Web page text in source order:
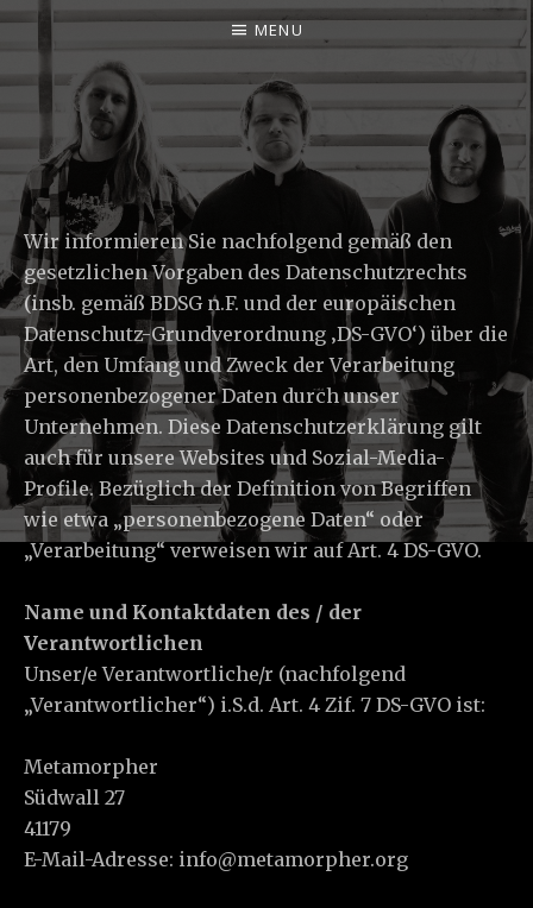
M
E
T
A
M
O
R
P
H
E
R
MENU
Wir informieren Sie nachfolgend gemäß den
gesetzlichen Vorgaben des Datenschutzrechts
(insb. gemäß BDSG n.F. und der europäischen
Datenschutz-Grundverordnung ‚DS-GVO‘) über die
Art, den Umfang und Zweck der Verarbeitung
personenbezogener Daten durch unser
Unternehmen. Diese Datenschutzerklärung gilt
auch für unsere Websites und Sozial-Media-
Profile. Bezüglich der Definition von Begriffen
wie etwa „personenbezogene Daten“ oder
„Verarbeitung“ verweisen wir auf Art. 4 DS-GVO.
Name und Kontaktdaten des / der
Verantwortlichen
Unser/e Verantwortliche/r (nachfolgend
„Verantwortlicher“) i.S.d. Art. 4 Zif. 7 DS-GVO ist:
Metamorpher
Südwall 27
41179
E-Mail-Adresse: info@metamorpher.org